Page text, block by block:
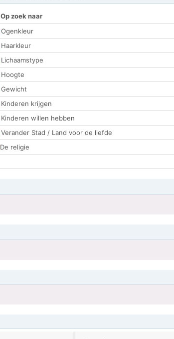
Op zoek naar
Ogenkleur
Haarkleur
Lichaamstype
Hoogte
Gewicht
Kinderen krijgen
Kinderen willen hebben
Verander Stad / Land voor de liefde
De religie